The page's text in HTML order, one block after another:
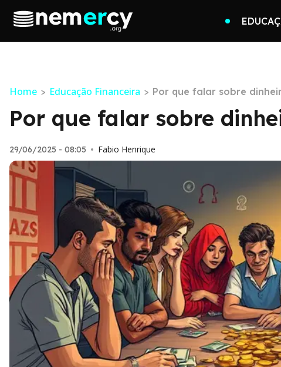
Home > Educação Financeira > Por que falar sobre
Por que falar sobre
29/06/2025 - 08:05 • Fabio Henrique